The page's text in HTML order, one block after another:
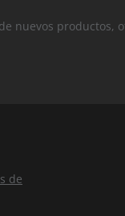
nuevos productos,
de